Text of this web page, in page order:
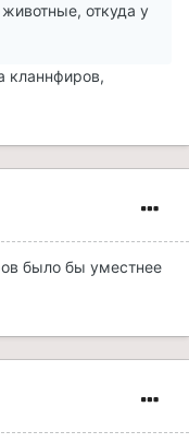
откуда у
кланнфиров,
было бы уместнее